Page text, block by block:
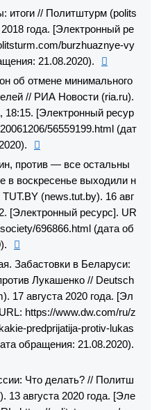
итоги // Политштурм (polits
года. [Электронный ре
burzhuaznye-vy
21.08.2020).
об отмене минимального
// РИА Новости (ria.ru).
18:15. [Электронный ресур
56559199.html (дат
против — все остальны
в воскресенье выходили н
(news.tut.by). 16 авг
[Электронный ресурс]. UR
696866.html (дата об
Забастовки в Беларуси:
Лукашенко // Deutsch
17 августа 2020 года. [Эл
https://www.dw.com/ru/z
predprijatija-protiv-lukas
обращения: 21.08.2020).
Что делать? // Политш
13 августа 2020 года. [Эле